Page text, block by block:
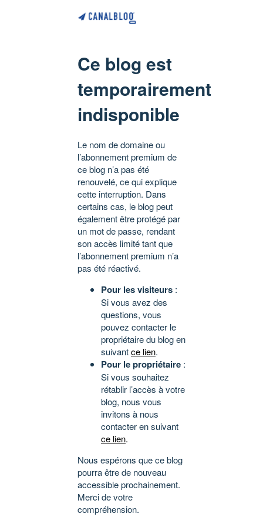
Ce blog est
temporairement
indisponible
Le nom de domaine ou
l’abonnement premium de
ce blog n’a pas été
renouvelé, ce qui explique
cette interruption. Dans
certains cas, le blog peut
également être protégé par
un mot de passe, rendant
son accès limité tant que
l’abonnement premium n’a
pas été réactivé.
Pour les visiteurs :
Si vous avez des
questions, vous
pouvez contacter le
propriétaire du blog en
suivantce lien.
Pour le propriétaire :
Si vous souhaitez
rétablir l’accès à votre
blog, nous vous
invitons à nous
contacter en suivant
ce lien.
Nous espérons que ce blog
pourra être de nouveau
accessible prochainement.
Merci de votre
compréhension.